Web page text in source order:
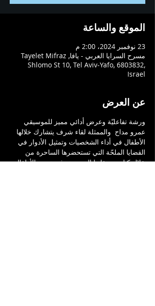
الموقع والساعة
23 نوفمبر 2024، 2:00 م
مسرح السرايا العربي - يافا, Tayelet Mifraz
Shlomo St 10, Tel Aviv-Yafo, 6803832,
Israel
عن العرض
ورشة تفاعليّة وعرض أدائي مميز للموسيقي
عمرو مداح  والممثلة لقاء شرف يتشارك خلالها
الأطفال في أداء الشخصيات وتمثيل الأدوار في
القضايا الملحّة التي تستحضرها الساحرة من
خلال كتاب وصفاتها السحرية، فتستعين بالأطفال